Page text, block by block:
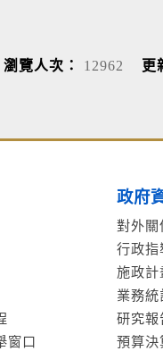
瀏覽人次： 12962 更
窗口
政府
對外關
行政指
施政計
業務統
研究報
預算決